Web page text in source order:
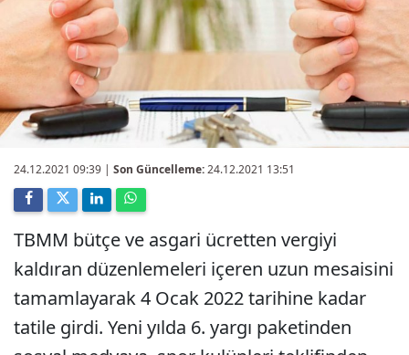
24.12.2021 09:39 | Son Güncelleme:24.12.2021 13:51
TBMM bütçe ve asgari ücretten vergiyi
kaldıran düzenlemeleri içeren uzun mesaisini
tamamlayarak 4 Ocak 2022 tarihine kadar
tatile girdi. Yeni yılda 6. yargı paketinden